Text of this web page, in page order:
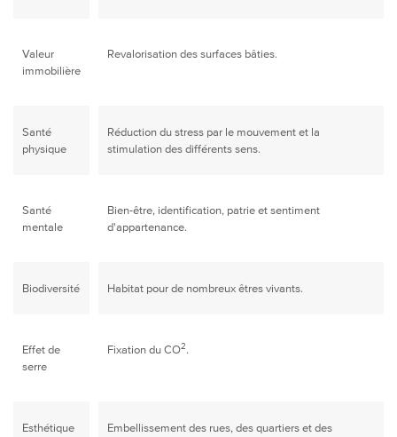
Valeur
immobilière
Revalorisation des surfaces bâties.
Santé
physique
Réduction du stress par le mouvement et la
stimulation des différents sens.
Santé
mentale
Bien-être, identification, patrie et sentiment
d'appartenance.
Biodiversité Habitat pour de nombreux êtres vivants.
Effet de
serre
Fixation du CO2.
Esthétique
Embellissement des rues, des quartiers et des